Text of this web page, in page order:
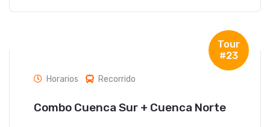
Tour
#23
Horarios Recorrido
Combo Cuenca Sur + Cuenca Norte